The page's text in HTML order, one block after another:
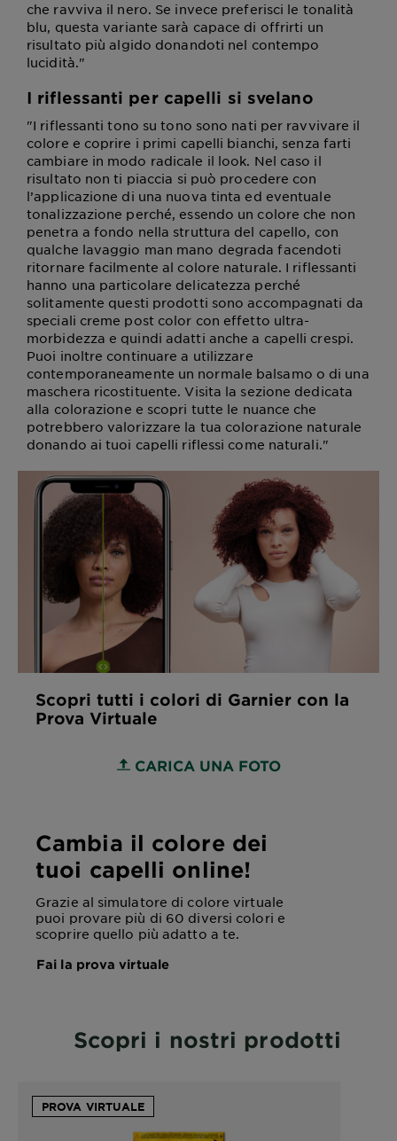
che ravviva il nero. Se invece preferisci le tonalità
blu, questa variante sarà capace di offrirti un
risultato più algido donandoti nel contempo
lucidità."
I riflessanti per capelli si svelano
"I riflessanti tono su tono sono nati per ravvivare il
colore e coprire i primi capelli bianchi, senza farti
cambiare in modo radicale il look. Nel caso il
risultato non ti piaccia si può procedere con
l’applicazione di una nuova tinta ed eventuale
tonalizzazione perché, essendo un colore che non
penetra a fondo nella struttura del capello, con
qualche lavaggio man mano degrada facendoti
ritornare facilmente al colore naturale. I riflessanti
hanno una particolare delicatezza perché
solitamente questi prodotti sono accompagnati da
speciali creme post color con effetto ultra-
morbidezza e quindi adatti anche a capelli crespi.
Puoi inoltre continuare a utilizzare
contemporaneamente un normale balsamo o di una
maschera ricostituente. Visita la sezione dedicata
alla colorazione e scopri tutte le nuance che
potrebbero valorizzare la tua colorazione naturale
donando ai tuoi capelli riflessi come naturali."
Scopri tutti i colori di Garnier con la
Prova Virtuale
CARICA UNA FOTO
Cambia il colore dei
tuoi capelli online!
Grazie al simulatore di colore virtuale
puoi provare più di 60 diversi colori e
scoprire quello più adatto a te.
Fai la prova virtuale
Scopri i nostri prodotti
PROVA VIRTUALE